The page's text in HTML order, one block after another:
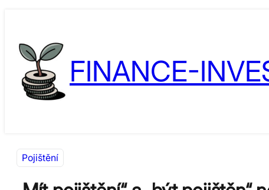
obsah
content
FINANCE-
Pojištění